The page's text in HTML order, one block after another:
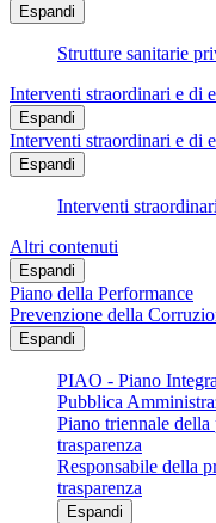
Espandi
Strutture sanitarie
Interventi straordinari e di
Espandi
Interventi straordinari e di
Espandi
Interventi
Altri contenuti
Espandi
Piano della Performance
Prevenzione della
Espandi
PIAO - Piano
Pubblica
Piano triennale
trasparenza
Responsabile della
trasparenza
Espandi